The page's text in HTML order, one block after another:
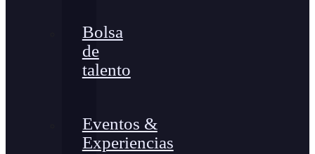
Bolsa
de
talento
Eventos &
Experiencias